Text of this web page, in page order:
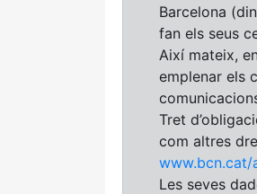
Barcelona
fan els seus
Així mateix,
emplenar els
Tret
com altres
Les seves